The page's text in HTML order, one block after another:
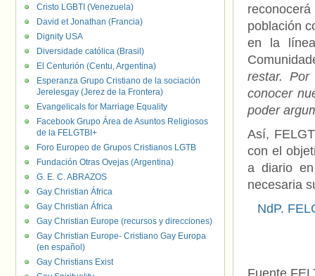
población
en la
restar.
conocer
poder
Así,
con el
a diario
necesaria
NdP.
Fuente
Cristo LGBTI (Venezuela)
David et Jonathan (Francia)
Dignity USA
Diversidade católica (Brasil)
El Centurión (Centu, Argentina)
Esperanza Grupo Cristiano de la sociación
Jerelesgay (Jerez de la Frontera)
Evangelicals for Marriage Equality
Facebook Grupo Área de Asuntos Religiosos
de la FELGTBI+
Foro Europeo de Grupos Cristianos LGTB
Fundación Otras Ovejas (Argentina)
G. E. C. ABRAZOS
Gay Christian África
Gay Christian África
Gay Christian Europe (recursos y direcciones)
Gay Christian Europe- Cristiano Gay Europa
(en español)
Gay Christians Exist